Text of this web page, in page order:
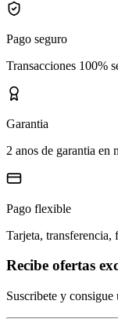
Pago seguro
Transacciones 100%
Garantia
2 anos de garantia en
Pago flexible
Tarjeta, transferencia,
Recibe ofertas
Suscribete y